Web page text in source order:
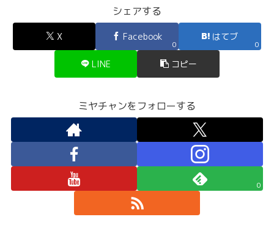
シェアする
X Facebook
0
はてブ
0
LINE コピー
ミヤチャンをフォローする
0